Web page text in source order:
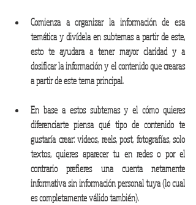
Comienza a organizar la información de esa
temática y divídela en subtemas a partir de este,
esto te ayudara a tener mayor claridad y a
dosificar la información y el contenido que crearas
a partir de este tema principal.
En base a estos subtemas y el cómo quieres
diferenciarte piensa qué tipo de contenido te
gustaría crear: videos, reels, post, fotografías, solo
textos, quieres aparecer tu en redes o por el
contrario prefieres una cuenta netamente
informativa sin información personal tuya (lo cual
es completamente válido también).